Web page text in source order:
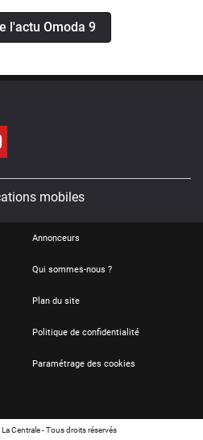
l'actu Omoda 9
mobiles
Annonceurs
Qui sommes-nous ?
Plan du site
Politique de confidentialité
Paramétrage des cookies
Centrale - Tous droits réservés